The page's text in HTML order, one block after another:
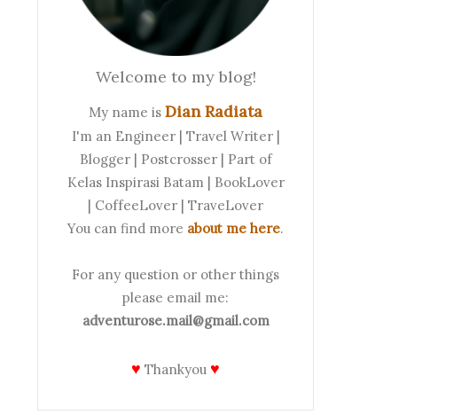
Welcome to my blog!
My name is Dian Radiata
I'm an Engineer | Travel Writer |
Blogger | Postcrosser | Part of
Kelas Inspirasi Batam | BookLover
| CoffeeLover | TraveLover
You can find more about me here.
For any question or other things
please email me:
adventurose.mail@gmail.com
♥ Thankyou ♥